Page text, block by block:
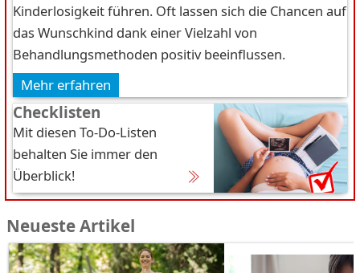
Kinderlosigkeit führen. Oft lassen sich die Chancen auf
das Wunschkind dank einer Vielzahl von
Behandlungsmethoden positiv beeinflussen.
Mehr erfahren
Checklisten
Mit diesen To-Do-Listen
behalten Sie immer den
Überblick!
Neueste Artikel